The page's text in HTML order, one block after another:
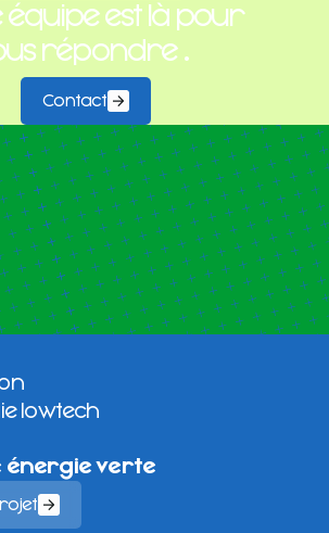
est là pour
répondre.
Contact
lowtech
verte